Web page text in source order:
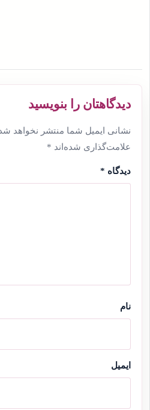
دیدگاهتان را بنویسید
نشانی ایمیل شما منتشر نخواهد
علامت‌گذاری شده‌اند *
دیدگاه *
نام
ایمیل